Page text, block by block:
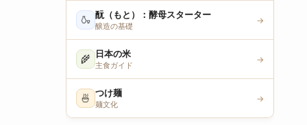
🍶 酛（もと）：酵母スターター
醸造の基礎
→
🌾 日本の米
主食ガイド
→
🍜 つけ麺
麺文化
→